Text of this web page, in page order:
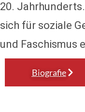
20.
sich für soziale
und Faschismus
Biografie